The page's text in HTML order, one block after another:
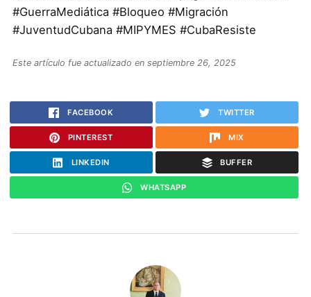
#GuerraMediática #Bloqueo #Migración
#JuventudCubana #MIPYMES #CubaResiste
Este artículo fue actualizado en septiembre 26, 2025
FACEBOOK TWITTER
PINTEREST MIX
LINKEDIN BUFFER
WHATSAPP